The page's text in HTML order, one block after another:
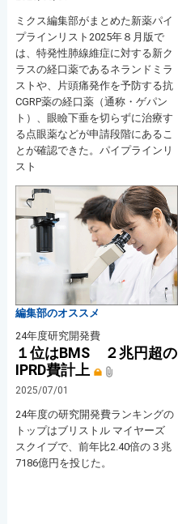
ミクス編集部がまとめた新薬パイ
プラインリスト2025年８月版で
は、特発性肺線維症に対する新ク
ラスの経口薬であるネランドミラ
ストや、片頭痛発作を予防する抗
CGRP薬の経口薬（通称・ゲパン
ト）、眼瞼下垂を切らずに治療す
る点眼薬などが申請段階にあるこ
とが確認できた。パイプラインリ
スト
編集部のオススメ
24年度研究開発費
１位はBMS ２兆円超の
IPRD費計上
2025/07/01
24年度の研究開発費ランキングの
トップはブリストル マイヤーズ
スクイブで、前年比2.40倍の３兆
7186億円を投じた。